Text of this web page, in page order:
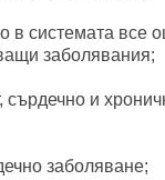
в системата все
заболявания;
сърдечно и
заболяване;